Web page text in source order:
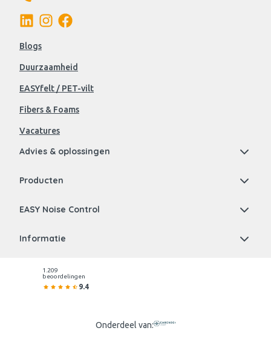
Blogs
Duurzaamheid
EASYfelt / PET-vilt
Fibers & Foams
Vacatures
Advies & oplossingen
Producten
EASY Noise Control
Informatie
1.209
beoordelingen
9.4
Onderdeel van: